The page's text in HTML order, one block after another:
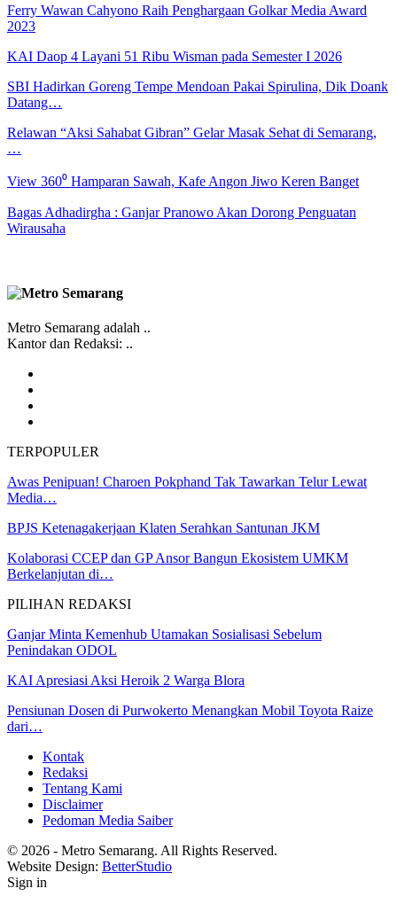
Ferry Wawan Cahyono Raih Penghargaan Golkar Media Award
2023
KAI Daop 4 Layani 51 Ribu Wisman pada Semester I 2026
SBI Hadirkan Goreng Tempe Mendoan Pakai Spirulina, Dik Doank
Datang…
Relawan “Aksi Sahabat Gibran” Gelar Masak Sehat di Semarang,
…
View 360⁰ Hamparan Sawah, Kafe Angon Jiwo Keren Banget
Bagas Adhadirgha : Ganjar Pranowo Akan Dorong Penguatan
Wirausaha
Metro Semarang adalah ..
Kantor dan Redaksi: ..
TERPOPULER
Awas Penipuan! Charoen Pokphand Tak Tawarkan Telur Lewat
Media…
BPJS Ketenagakerjaan Klaten Serahkan Santunan JKM
Kolaborasi CCEP dan GP Ansor Bangun Ekosistem UMKM
Berkelanjutan di…
PILIHAN REDAKSI
Ganjar Minta Kemenhub Utamakan Sosialisasi Sebelum
Penindakan ODOL
KAI Apresiasi Aksi Heroik 2 Warga Blora
Pensiunan Dosen di Purwokerto Menangkan Mobil Toyota Raize
dari…
Kontak
Redaksi
Tentang Kami
Disclaimer
Pedoman Media Saiber
© 2026 - Metro Semarang. All Rights Reserved.
Website Design: BetterStudio
Sign in